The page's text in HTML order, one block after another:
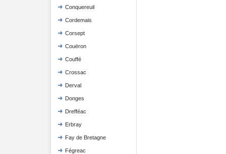
Conquereuil
Cordemais
Corsept
Couëron
Couffé
Crossac
Derval
Donges
Drefféac
Erbray
Fay de Bretagne
Fégreac